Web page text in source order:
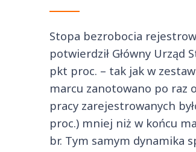
Stopa bezrobocia
potwierdził Główny Urząd
pkt proc. – tak jak w
marcu zanotowano po raz
pracy zarejestrowanych
proc.) mniej niż w końcu
br. Tym samym dynamika